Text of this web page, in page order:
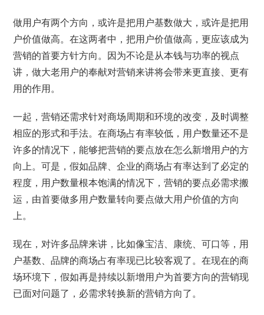
做用户有两个方向，或许是把用户基数做大，或许是把用
户价值做高。在这两者中，把用户价值做高，更应该成为
营销的首要方针方向。因为不论是从本钱与功率的视点
讲，做大老用户的奉献对营销来讲将会带来更直接、更有
用的作用。
一起，营销还需求针对商场周期和环境的改变，及时调整
相应的形式和手法。在商场占有率较低，用户数量还不是
许多的情况下，能够把营销的要点放在怎么新增用户的方
向上。可是，假如品牌、企业的商场占有率达到了必定的
程度，用户数量根本饱满的情况下，营销的要点必需求搬
运，由首要做多用户数量转向要点做大用户价值的方向
上。
现在，对许多品牌来讲，比如像宝洁、康统、可口等，用
户基数、品牌的商场占有率现已比较客观了。在现在的商
场环境下，假如再是持续以新增用户为首要方向的营销现
已面对问题了，必需求转换新的营销方向了。